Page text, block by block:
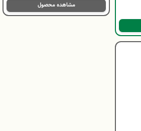
مشاهده محصول